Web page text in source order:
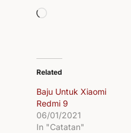
L
d
i
n
g
Related
Baju Untuk Xiaomi
Redmi 9
06/01/2021
In "Catatan"